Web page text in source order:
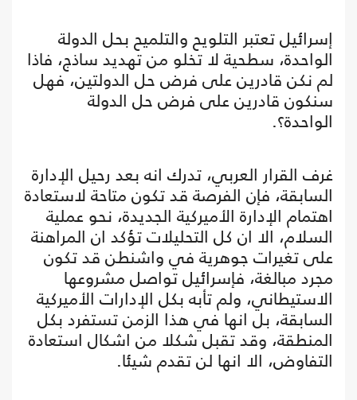
إسرائيل تعتبر التلويح والتلميح بحل الدولة
الواحدة، سطحية لا تخلو من تهديد ساذج، فاذا
لم نكن قادرين على فرض حل الدولتين، فهل
سنكون قادرين على فرض حل الدولة
الواحدة؟.
غرف القرار العربي، تدرك انه بعد رحيل الإدارة
السابقة، فإن الفرصة قد تكون متاحة لاستعادة
اهتمام الإدارة الأميركية الجديدة، نحو عملية
السلام، الا ان كل التحليلات تؤكد ان المراهنة
على تغيرات جوهرية في واشنطن قد تكون
مجرد مبالغة، فإسرائيل تواصل مشروعها
الاستيطاني، ولم تأبه بكل الإدارات الأميركية
السابقة، بل انها في هذا الزمن تستفرد بكل
المنطقة، وقد تقبل شكلا من اشكال استعادة
التفاوض، الا انها لن تقدم شيئا.